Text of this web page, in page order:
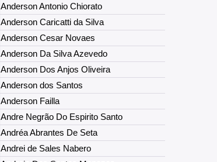
Anderson Antonio Chiorato
Anderson Caricatti da Silva
Anderson Cesar Novaes
Anderson Da Silva Azevedo
Anderson Dos Anjos Oliveira
Anderson dos Santos
Anderson Failla
Andre Negrão Do Espirito Santo
Andréa Abrantes De Seta
Andrei de Sales Nabero